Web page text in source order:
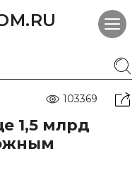
103369
1,5 млрд